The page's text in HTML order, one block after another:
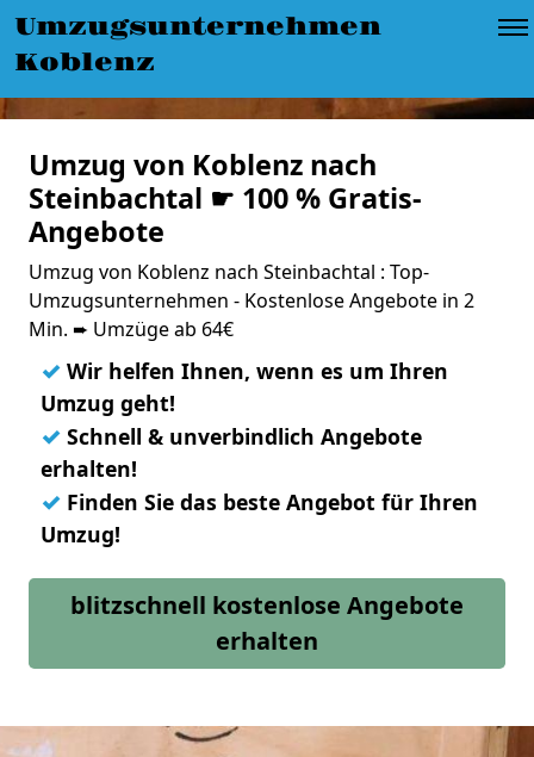
Umzugsunternehmen
Koblenz
Umzug von Koblenz nach
Steinbachtal ☛ 100 % Gratis-
Angebote
Umzug von Koblenz nach Steinbachtal : Top-
Umzugsunternehmen - Kostenlose Angebote in 2
Min. ➨ Umzüge ab 64€
✓ Wir helfen Ihnen, wenn es um Ihren
Umzug geht!
✓ Schnell & unverbindlich Angebote
erhalten!
✓ Finden Sie das beste Angebot für Ihren
Umzug!
blitzschnell kostenlose Angebote
erhalten